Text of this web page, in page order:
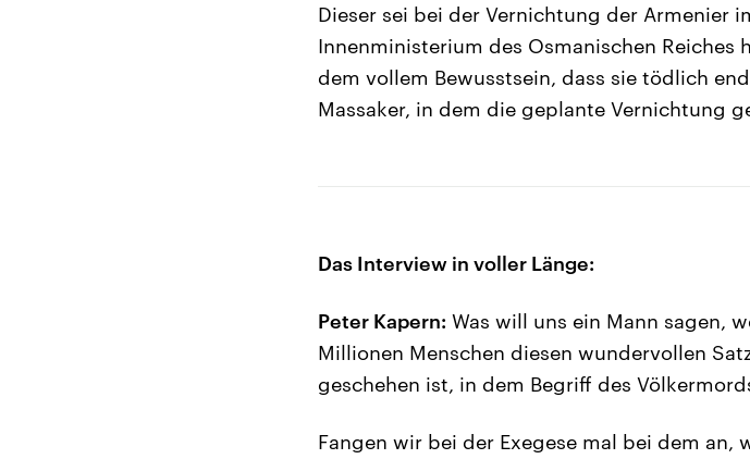
Dieser sei bei der Vernichtung der Armenier
Innenministerium des Osmanischen
dem vollem Bewusstsein, dass sie tödlich
Massaker, in dem die geplante Vernichtung
Das Interview in voller Länge:
Peter Kapern: Was will uns ein Mann sagen,
Millionen Menschen diesen wundervollen
geschehen ist, in dem Begriff des
Fangen wir bei der Exegese mal bei dem